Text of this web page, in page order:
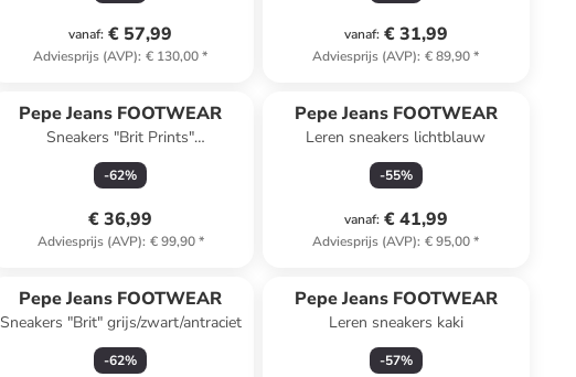
vanaf: € 57,99
Adviesprijs (AVP): € 130,00*
vanaf: € 31,99
Adviesprijs (AVP): € 89,90*
Pepe Jeans FOOTWEAR
Sneakers "Brit Prints"
bruin/kaki/lichtbruin
-62%
€ 36,99
Adviesprijs (AVP): € 99,90*
Pepe Jeans FOOTWEAR
Leren sneakers lichtblauw
-55%
vanaf: € 41,99
Adviesprijs (AVP): € 95,00*
Pepe Jeans FOOTWEAR
Sneakers "Brit" grijs/zwart/antraciet
-62%
Pepe Jeans FOOTWEAR
Leren sneakers kaki
-57%